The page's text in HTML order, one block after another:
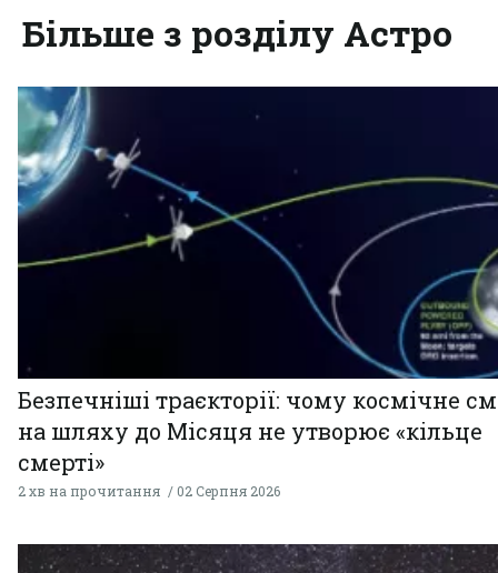
Більше з розділу Астро
Безпечніші траєкторії: чому космічне
на шляху до Місяця не утворює «кільце
смерті»
2 хв на прочитання 02 Серпня 2026